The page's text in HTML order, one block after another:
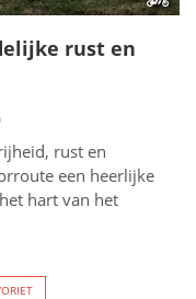
rust en
rust en
een heerlijke
hart van het